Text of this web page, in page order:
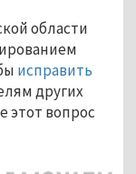
области
исправить
других
этот вопрос